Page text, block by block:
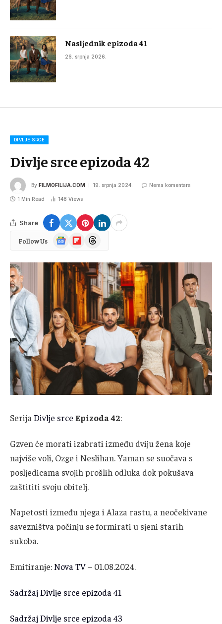
Nasljednik epizoda 41
26. srpnja 2026.
DIVLJE SRCE
Divlje srce epizoda 42
By FILMOFILIJA.COM 19. srpnja 2024. Nema komentara
1 Min Read 148 Views
Share
Follow Us
Google
News
FlipboardThreads
Serija Divlje srce Epizoda 42:
Gzven će morati izabrati između dviju žena koje
najviše voli, Ozge i Neslihan. Yaman se suočava s
posljedicama svojih prošlih odluka dok pokušava
zaštititi svoju obitelj.
Napetosti između njega i Alaza rastu, a neočekivane
savezništva počinju se formirati u sjeni starih
sukoba.
Emitiranje: Nova TV– 01.08.2024.
Sadržaj Divlje srce epizoda 41
Sadržaj Divlje srce epizoda 43